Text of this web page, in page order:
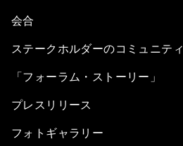
会合
ステークホルダーのコミュニティ
「フォーラム・ストーリー」
プレスリリース
フォトギャラリー